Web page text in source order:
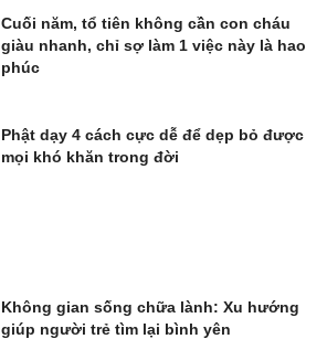
Cuối năm, tổ tiên không cần con cháu
giàu nhanh, chỉ sợ làm 1 việc này là hao
phúc
Phật dạy 4 cách cực dễ để dẹp bỏ được
mọi khó khăn trong đời
Không gian sống chữa lành: Xu hướng
giúp người trẻ tìm lại bình yên